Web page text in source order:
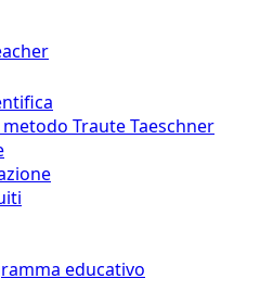
metodo Traute Taeschner
educativo